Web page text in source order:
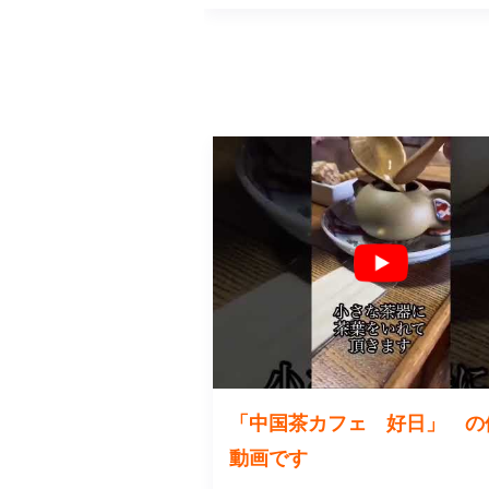
「中国茶カフェ 好日」 の
動画です